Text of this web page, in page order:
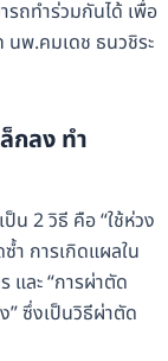
รถทำร่วมกันได้ เพื่อ
นพ.คมเดช ธนวชิระ
กลง ทำ
น 2 วิธี คือ “ใช้ห่วง
ำ การเกิดแผลใน
และ “การผ่าตัด
” ซึ่งเป็นวิธีผ่าตัด